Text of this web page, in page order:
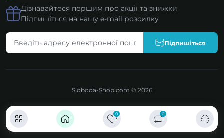
0 0
Дізнавайтеся першим про акції та знижки
Підпишіться на нашу e-mail розсилку
Підпишіться
Sloboda-Shop.com © 2026